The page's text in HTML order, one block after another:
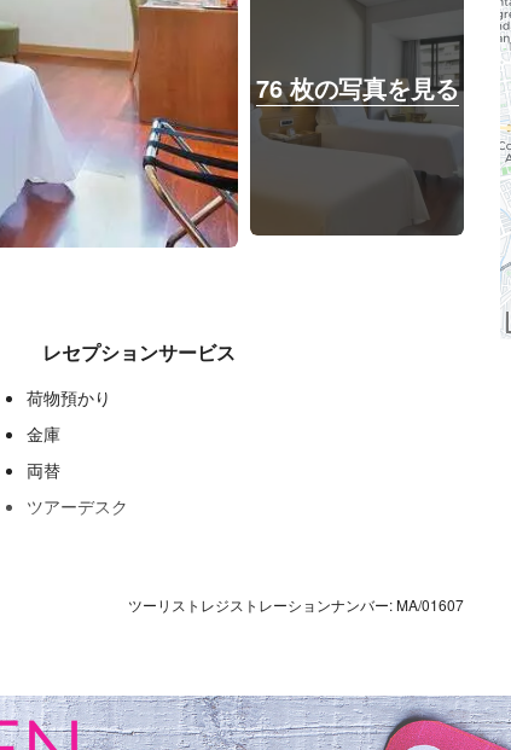
76 枚の写真を見る
レセプションサービス
荷物預かり
金庫
両替
ツアーデスク
レストラン
ツーリストレジストレーションナンバー: MA/01607